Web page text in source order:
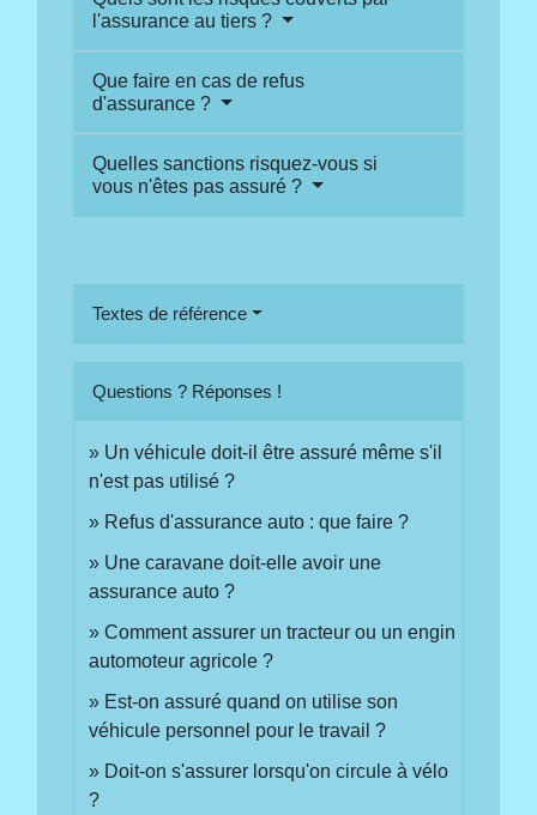
l'assurance au tiers ?
Que faire en cas de refus
d'assurance ?
Quelles sanctions risquez-vous si
vous n'êtes pas assuré ?
Textes de référence
Questions ? Réponses !
Un véhicule doit-il être assuré même s'il
n'est pas utilisé ?
Refus d'assurance auto : que faire ?
Une caravane doit-elle avoir une
assurance auto ?
Comment assurer un tracteur ou un engin
automoteur agricole ?
Est-on assuré quand on utilise son
véhicule personnel pour le travail ?
Doit-on s'assurer lorsqu'on circule à vélo
?